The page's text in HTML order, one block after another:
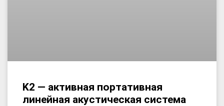
K2 — активная портативная
линейная акустическая система